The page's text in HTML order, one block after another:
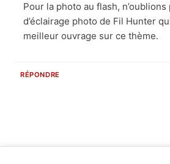
Pour la photo au flash, n’oublions
d’éclairage photo de Fil Hunter
meilleur ouvrage sur ce thème.
RÉPONDRE